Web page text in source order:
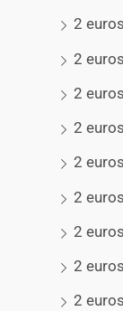
2
2
2
2
2
2
2
2
2